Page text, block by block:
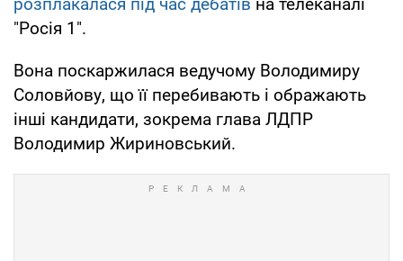
розплакалася під час дебатів на телеканалі
"Росія 1".
Вона поскаржилася ведучому Володимиру
Соловйову, що її перебивають і ображають
інші кандидати, зокрема глава ЛДПР
Володимир Жириновський.